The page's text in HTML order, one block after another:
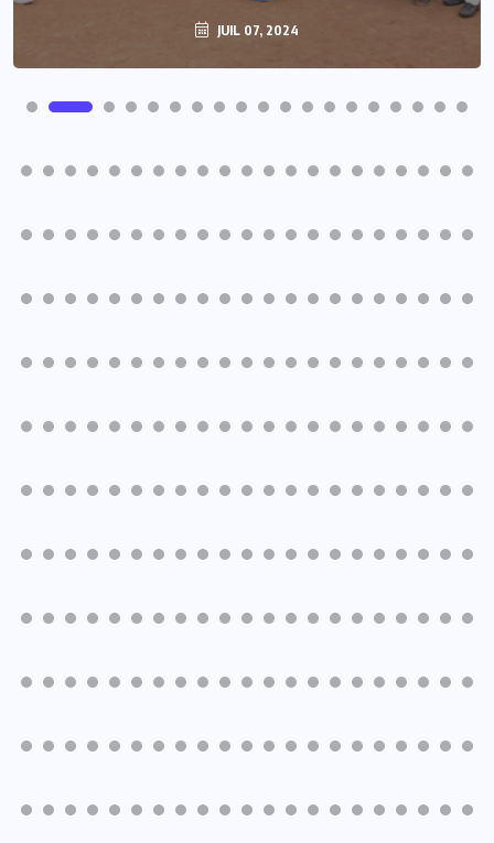
JUIL 07, 2024
JUIL 07, 2024